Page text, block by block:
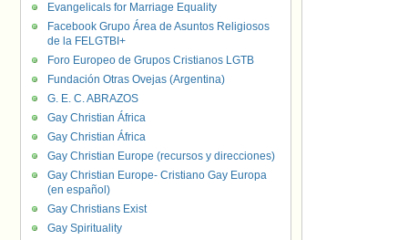
Evangelicals for Marriage Equality
Facebook Grupo Área de Asuntos Religiosos
de la FELGTBI+
Foro Europeo de Grupos Cristianos LGTB
Fundación Otras Ovejas (Argentina)
G. E. C. ABRAZOS
Gay Christian África
Gay Christian África
Gay Christian Europe (recursos y direcciones)
Gay Christian Europe- Cristiano Gay Europa
(en español)
Gay Christians Exist
Gay Spirituality